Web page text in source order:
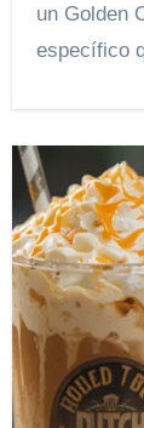
un Golden
específico